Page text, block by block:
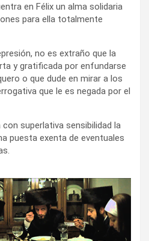
en Félix un alma solidaria
para ella totalmente
no es extraño que la
y gratificada por enfundarse
o que dude en mirar a los
que le es negada por el
superlativa sensibilidad la
puesta exenta de eventuales